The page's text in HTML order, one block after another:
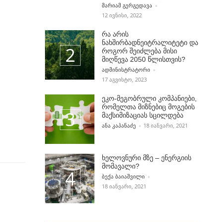
POSTED BY
ᲛᲐᲠᲘᲐᲛ ᲒᲔᲠᲒᲔᲓᲐᲕᲐ
12 ᲘᲕᲜᲘᲡᲘ, 2022
რა არის
ნახშირბადნეიტრალიტეტი და
როგორ შეიძლება მისი
მიღწევა 2050 წლისთვის?
POSTED BY
ᲐᲓᲛᲘᲜᲘᲡᲢᲠᲐᲢᲝᲠᲘ
17 ᲐᲒᲕᲘᲡᲢᲝ, 2023
ეკო-მეგობრული კომპანიები,
რომელთა მიზნებიც მოგების
მაქსიმიზაციას სცილდება
POSTED BY
ᲐᲜᲐ ᲙᲐᲞᲐᲜᲐᲫᲔ 18 ᲘᲐᲜᲕᲐᲠᲘ, 2021
ხელოვნური მზე – ენერგიის
მომავალი?
POSTED BY
ᲑᲔᲥᲐ ᲑᲐᲘᲐᲨᲕᲘᲚᲘ
18 ᲘᲐᲜᲕᲐᲠᲘ, 2021